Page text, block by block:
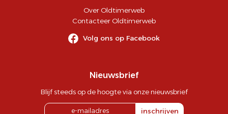
Over Oldtimerweb
Contacteer Oldtimerweb
Volg ons op Facebook
Nieuwsbrief
Blijf steeds op de hoogte via onze nieuwsbrief
inschrijven